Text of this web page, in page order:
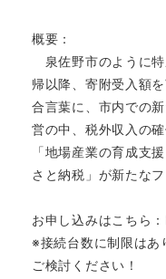
概要：
泉佐野市のように特
帰以降、寄附受入額
合言葉に、市内での
営の中、税外収入の
「地場産業の育成支
さと納税」が新たな
お申し込みはこちら：
※接続台数に制限はあ
ご検討ください！